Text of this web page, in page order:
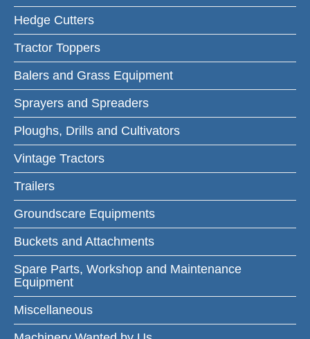
Hedge Cutters
Tractor Toppers
Balers and Grass Equipment
Sprayers and Spreaders
Ploughs, Drills and Cultivators
Vintage Tractors
Trailers
Groundscare Equipments
Buckets and Attachments
Spare Parts, Workshop and Maintenance
Equipment
Miscellaneous